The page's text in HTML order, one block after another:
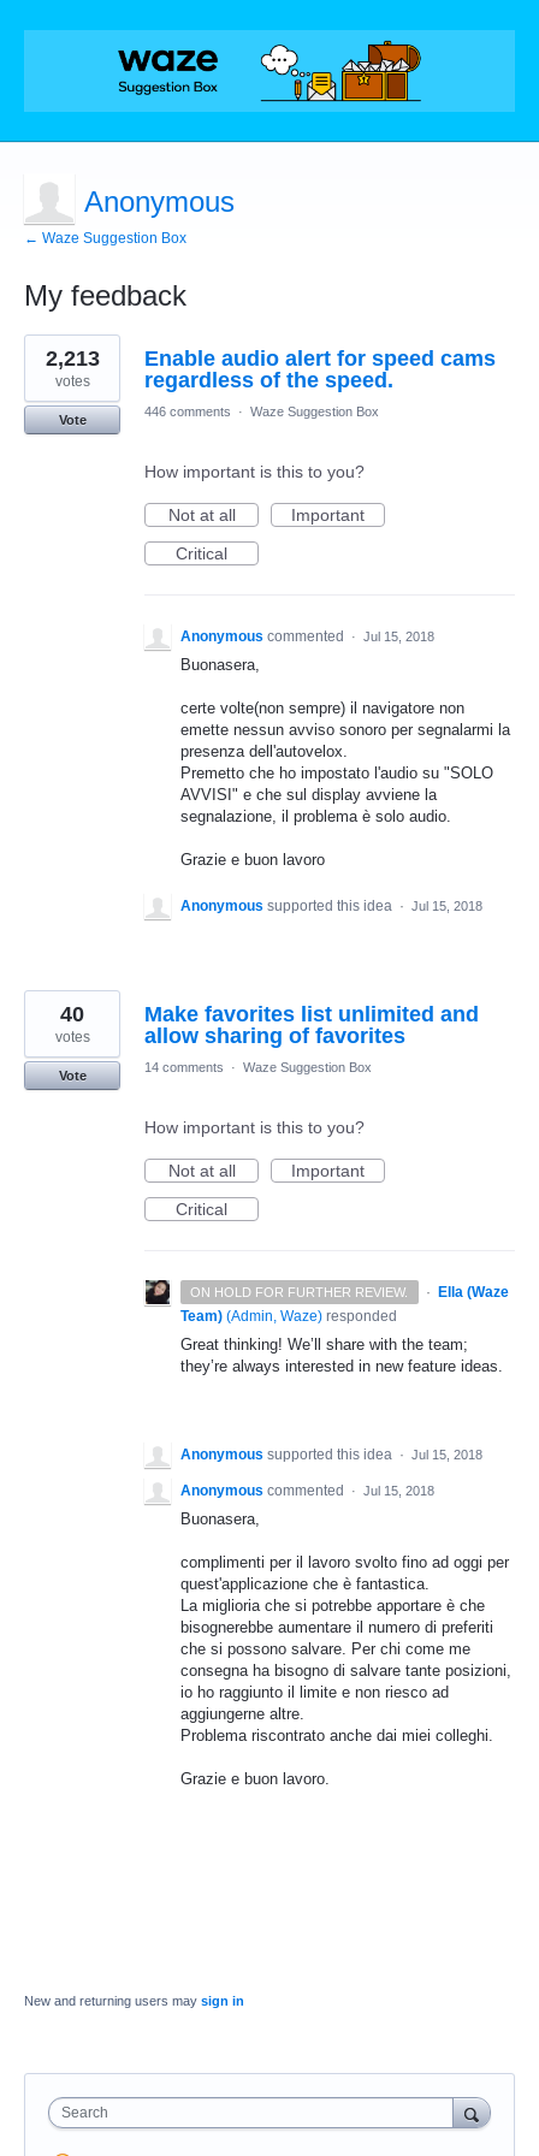
Anonymous
← Waze Suggestion Box
My feedback
2
results
found
Enable audio alert for speed cams
regardless of the speed.
2,213
votes
Vote
446 comments · Waze Suggestion Box
How important is this to you?
Not at all
Important
Critical
Anonymous commented · Jul 15, 2018
Buonasera,
certe volte(non sempre) il navigatore non
emette nessun avviso sonoro per segnalarmi la
presenza dell'autovelox.
Premetto che ho impostato l'audio su "SOLO
AVVISI" e che sul display avviene la
segnalazione, il problema è solo audio.
Grazie e buon lavoro
Anonymous supported this idea · Jul 15, 2018
Make favorites list unlimited and
allow sharing of favorites
40
votes
Vote
14 comments · Waze Suggestion Box
How important is this to you?
Not at all
Important
Critical
ON HOLD FOR FURTHER REVIEW. · Ella (Waze
Team) (Admin, Waze) responded
Great thinking! We’ll share with the team;
they’re always interested in new feature ideas.
Anonymous supported this idea · Jul 15, 2018
Anonymous commented · Jul 15, 2018
Buonasera,
complimenti per il lavoro svolto fino ad oggi per
quest'applicazione che è fantastica.
La miglioria che si potrebbe apportare è che
bisognerebbe aumentare il numero di preferiti
che si possono salvare. Per chi come me
consegna ha bisogno di salvare tante posizioni,
io ho raggiunto il limite e non riesco ad
aggiungerne altre.
Problema riscontrato anche dai miei colleghi.
Grazie e buon lavoro.
New and returning users may sign in
Search